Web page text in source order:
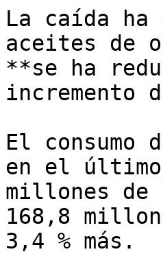
La caída ha
aceites de
**se ha
incremento
El
en el último
millones
168,8
3,4 % más.